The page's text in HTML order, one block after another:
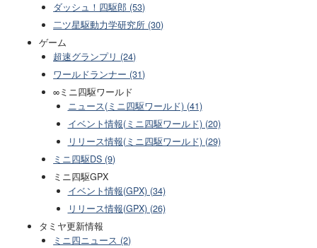
ダッシュ！四駆郎 (53)
二ツ星駆動力学研究所 (30)
ゲーム
超速グランプリ (24)
ワールドランナー (31)
∞ミニ四駆ワールド
ニュース(ミニ四駆ワールド) (41)
イベント情報(ミニ四駆ワールド) (20)
リリース情報(ミニ四駆ワールド) (29)
ミニ四駆DS (9)
ミニ四駆GPX
イベント情報(GPX) (34)
リリース情報(GPX) (26)
タミヤ更新情報
ミニ四ニュース (2)